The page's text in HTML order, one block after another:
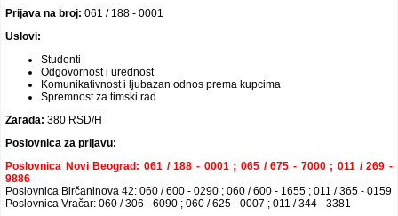
Prijava na broj: 061 / 188 - 0001
Uslovi:
Studenti
Odgovornost i urednost
Komunikativnost i ljubazan odnos prema kupcima
Spremnost za timski rad
Zarada: 380 RSD/H
Poslovnica za prijavu:
Poslovnica Novi Beograd: 061 / 188 - 0001 ; 065 / 675 - 7000 ; 011 / 269 -
9886
Poslovnica Birčaninova 42: 060 / 600 - 0290 ; 060 / 600 - 1655 ; 011 / 365 - 0159
Poslovnica Vračar: 060 / 306 - 6090 ; 060 / 625 - 0007 ; 011 / 344 - 3381